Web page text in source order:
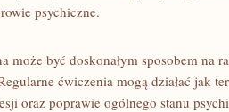
psychiczne.
może być doskonałym sposobem na
ćwiczenia mogą ⁤działać jak
oraz poprawie ⁣ogólnego stanu